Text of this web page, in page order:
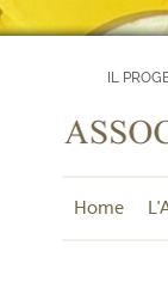
IL
Home